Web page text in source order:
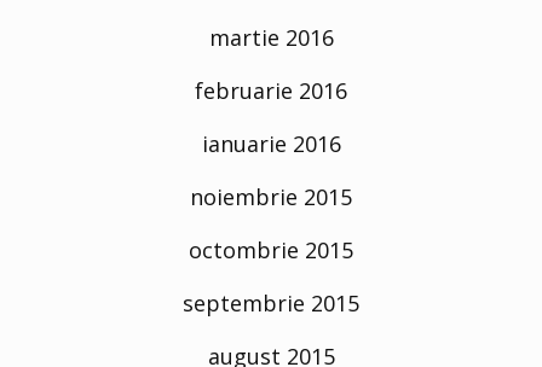
martie 2016
februarie 2016
ianuarie 2016
noiembrie 2015
octombrie 2015
septembrie 2015
august 2015